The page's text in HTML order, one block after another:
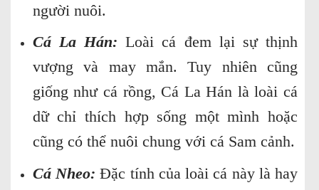
người nuôi.
Cá La Hán: Loài cá đem lại sự thịnh
vượng và may mắn. Tuy nhiên cũng
giống như cá rồng, Cá La Hán là loài cá
dữ chỉ thích hợp sống một mình hoặc
cũng có thể nuôi chung với cá Sam cảnh.
Cá Nheo: Đặc tính của loài cá này là hay